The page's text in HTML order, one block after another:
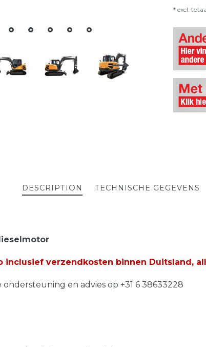
* excl.
DESCRIPTION TECHNISCHE GEGEVENS
inclusief verzendkosten binnen Duitsland,
en advies op +31 6 38633228